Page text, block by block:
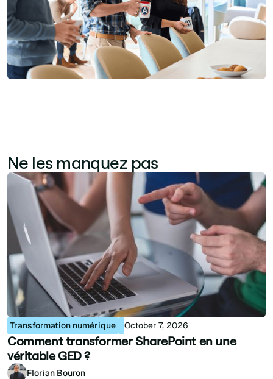
Ne les manquez pas
Transformation numérique October 7, 2026
Comment transformer SharePoint en une
véritable GED ?
Florian Bouron